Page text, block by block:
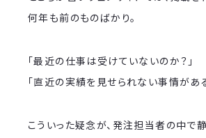
何年も前のものばかり。
「最近の仕事は受けていないのか？」
「直近の実績を見せられない事情があ
こういった疑念が、発注担当者の中で